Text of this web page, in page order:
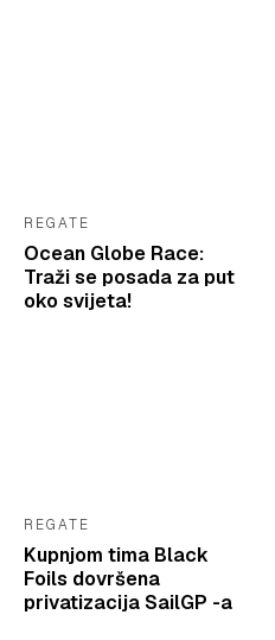
REGATE
Ocean Globe Race:
Traži se posada za put
oko svijeta!
REGATE
Kupnjom tima Black
Foils dovršena
privatizacija SailGP -a